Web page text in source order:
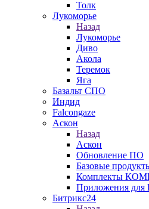
Толк
Лукоморье
Назад
Лукоморье
Диво
Акола
Теремок
Яга
Базальт СПО
Индид
Falcongaze
Аскон
Назад
Аскон
Обновление ПО
Базовые
Комплекты
Приложения
Битрикс24